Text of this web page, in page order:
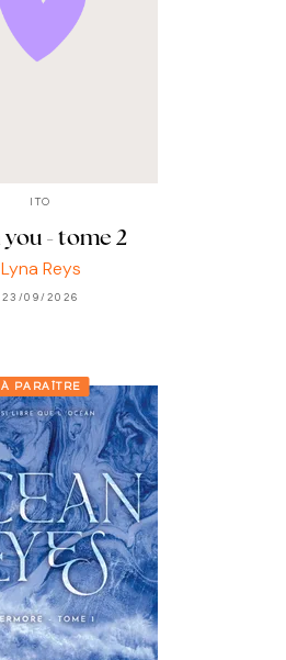
ITO
you - tome 2
Lyna Reys
23/09/2026
À PARAÎTRE